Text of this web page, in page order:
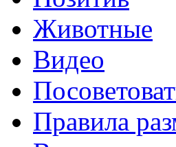
Животные
Видео
Правила